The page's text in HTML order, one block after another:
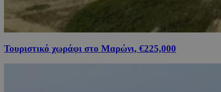
Τουριστικό χωράφι στο Μαρώνι, €225,000